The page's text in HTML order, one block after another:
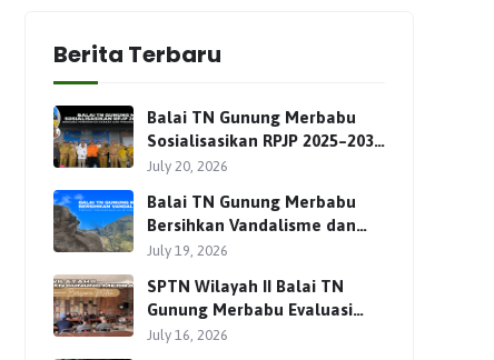
Berita Terbaru
Balai TN Gunung Merbabu
Sosialisasikan RPJP 2025–2034
Bersama Para Pemangku
July 20, 2026
Balai TN Gunung Merbabu
Bersihkan Vandalisme dan
Perkuat Pengamanan Jalur
July 19, 2026
SPTN Wilayah II Balai TN
Gunung Merbabu Evaluasi
Pengelolaan Wisata
July 16, 2026